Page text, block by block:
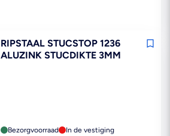
RIPSTAAL STUCSTOP 1236
ALUZINK STUCDIKTE 3MM
Bezorgvoorraad
In de vestiging